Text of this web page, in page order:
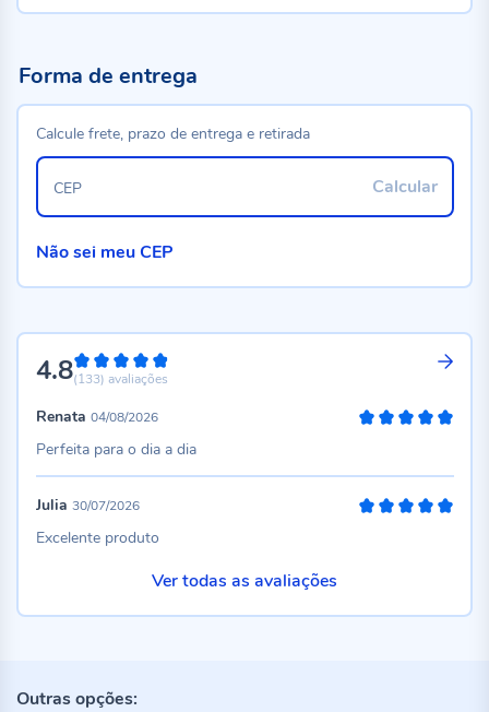
4.896%
(133) avaliações
Renata 04/08/2026
Perfeita para o dia a dia
Julia 30/07/2026
Excelente produto
Ver todas as avaliações
Forma de entrega
Calcule frete, prazo de entrega e retirada
Calcular
CEP
Não sei meu CEP
Outras opções: